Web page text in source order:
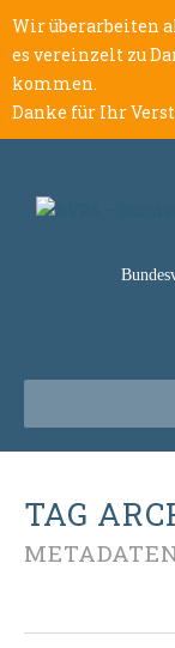
Wir überarbeiten
es vereinzelt zu
kommen.
Danke für Ihr
TAG